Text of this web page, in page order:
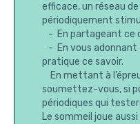
efficace, un réseau
périodiquement
- En partageant ce
- En vous
pratique ce savoir.
En mettant à
soumettez-vous, si
périodiques qui
Le sommeil joue